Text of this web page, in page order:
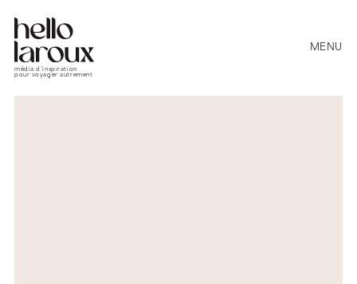
média d’inspiration
pour voyager autrement
MENU